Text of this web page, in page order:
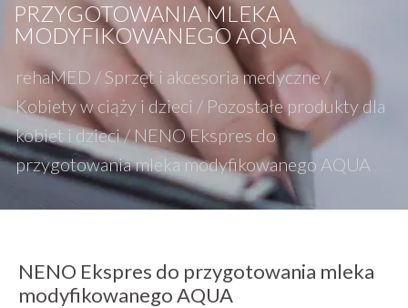
PRZYGOTOWANIA MLEKA
MODYFIKOWANEGO AQUA
rehaMED / Sprzęt i akcesoria medyczne /
Kobiety w ciąży i dzieci / Pozostałe produkty dla
kobiet i dzieci/ NENO Ekspres do
przygotowania mleka modyfikowanego AQUA
NENO Ekspres do przygotowania mleka
modyfikowanego AQUA